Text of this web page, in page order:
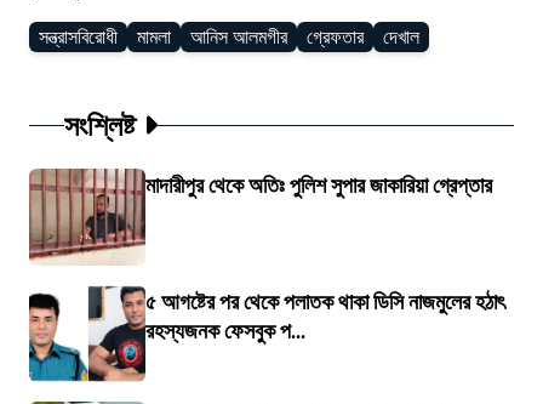
সন্ত্রাসবিরোধী মামলা আনিস আলমগীর গ্রেফতার দেখাল
সংশ্লিষ্ট
মাদারীপুর থেকে অতিঃ পুলিশ সুপার জাকারিয়া গ্রেপ্তার
৫ আগষ্টের পর থেকে পলাতক থাকা ডিসি নাজমুলের হঠাৎ
রহস্যজনক ফেসবুক প...